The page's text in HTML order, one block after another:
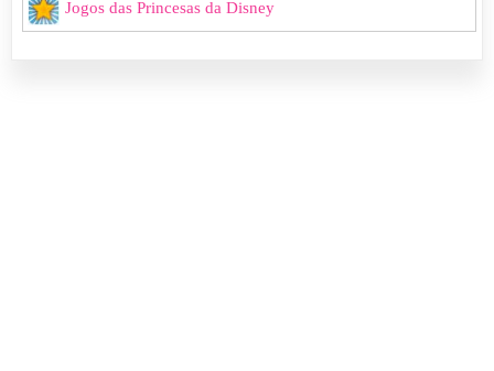
Jogos das Princesas da Disney